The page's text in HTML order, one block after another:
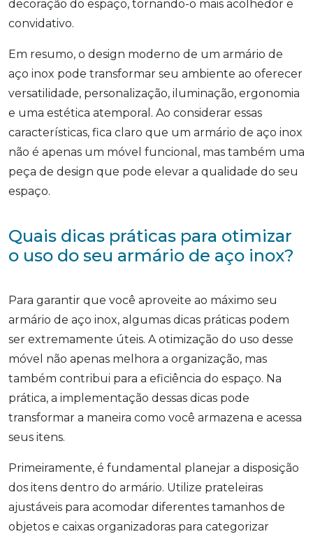
decoração do espaço, tornando-o mais acolhedor e
convidativo.
Em resumo, o design moderno de um armário de
aço inox pode transformar seu ambiente ao oferecer
versatilidade, personalização, iluminação, ergonomia
e uma estética atemporal. Ao considerar essas
características, fica claro que um armário de aço inox
não é apenas um móvel funcional, mas também uma
peça de design que pode elevar a qualidade do seu
espaço.
Quais dicas práticas para otimizar
o uso do seu armário de aço inox?
Para garantir que você aproveite ao máximo seu
armário de aço inox, algumas dicas práticas podem
ser extremamente úteis. A otimização do uso desse
móvel não apenas melhora a organização, mas
também contribui para a eficiência do espaço. Na
prática, a implementação dessas dicas pode
transformar a maneira como você armazena e acessa
seus itens.
Primeiramente, é fundamental planejar a disposição
dos itens dentro do armário. Utilize prateleiras
ajustáveis para acomodar diferentes tamanhos de
objetos e caixas organizadoras para categorizar